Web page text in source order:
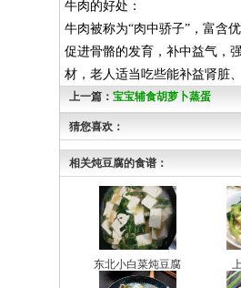
牛肉的好处：
牛肉被称为“肉中骄子”，富含
促进骨骼的发育，补中益气，
材，老人适当吃些能补益肾脏
上一篇： 宝宝辅食胡萝卜蒸蛋
猜您喜欢：
相关炖豆腐的食谱：
东北小白菜炖豆腐